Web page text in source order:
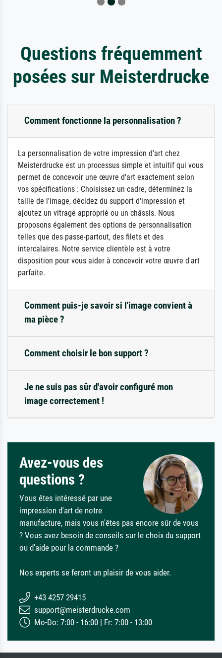
Questions fréquemment
posées sur Meisterdrucke
Comment fonctionne la personnalisation ?
La personnalisation de votre impression d'art chez
Meisterdrucke est un processus simple et intuitif qui vous
permet de concevoir une œuvre d'art exactement selon
vos spécifications : Choisissez un cadre, déterminez la
taille de l'image, décidez du support d'impression et
ajoutez un vitrage approprié ou un châssis. Nous
proposons également des options de personnalisation
telles que des passe-partout, des filets et des
intercalaires. Notre service clientèle est à votre
disposition pour vous aider à concevoir votre œuvre d'art
parfaite.
Comment puis-je savoir si l'image convient à
ma pièce ?
Comment choisir le bon support ?
Je ne suis pas sûr d'avoir configuré mon
image correctement !
Avez-vous des
questions ?
Vous êtes intéressé par une
impression d'art de notre
manufacture, mais vous n'êtes pas encore sûr de vous
? Vous avez besoin de conseils sur le choix du support
ou d'aide pour la commande ?
Nos experts se feront un plaisir de vous aider.
+43 4257 29415
support@meisterdrucke.com
Mo-Do: 7:00 - 16:00 | Fr: 7:00 - 13:00